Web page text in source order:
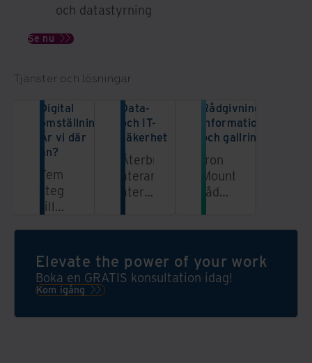
och datastyrning
Se nu
Tjänster och lösningar
Digital
omställning:
Är vi där
än?
Fem
steg
till
Data-
och IT-
säkerhet
Återbruka,
återanvända,
återvinna
tillgångar
för
att
målen
Rådgivningstjänst
och gallring
Iron
Mountains
rådgivningstjänst
teknikplattform
med
djup
och
Elevate the power of your work
Boka en GRATIS konsultation idag!
Kom igång